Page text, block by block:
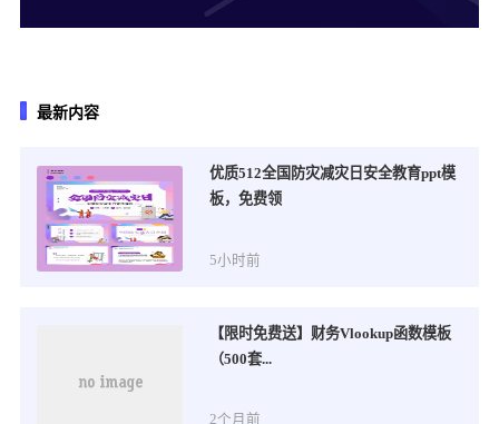
最新内容
优质512全国防灾减灾日安全教育ppt模
板，免费领
5小时前
【限时免费送】财务Vlookup函数模板
（500套...
2个月前